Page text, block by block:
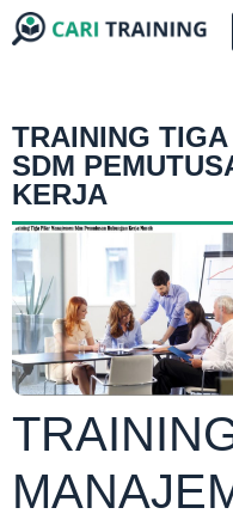
TRAINING
SDM
KERJA